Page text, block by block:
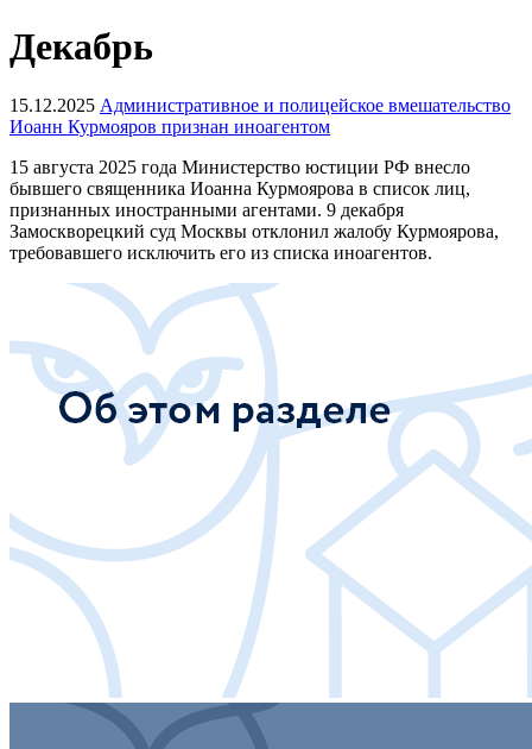
Декабрь
15.12.2025 Административное и полицейское вмешательство
Иоанн Курмояров признан иноагентом
15 августа 2025 года Министерство юстиции РФ внесло
бывшего священника Иоанна Курмоярова в список лиц,
признанных иностранными агентами. 9 декабря
Замоскворецкий суд Москвы отклонил жалобу Курмоярова,
требовавшего исключить его из списка иноагентов.